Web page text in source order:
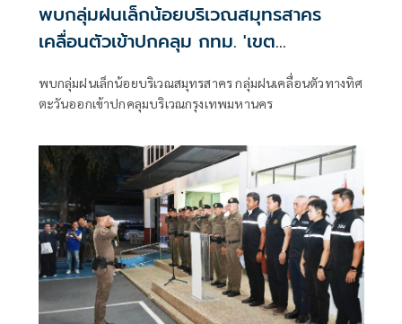
พบกลุ่มฝนเล็กน้อยบริเวณสมุทรสาคร
เคลื่อนตัวเข้าปกคลุม กทม. 'เขต
บางขุนเทียน-ทุ่งครุ'
พบกลุ่มฝนเล็กน้อยบริเวณสมุทรสาคร กลุ่มฝนเคลื่อนตัวทางทิศ
ตะวันออกเข้าปกคลุมบริเวณกรุงเทพมหานคร